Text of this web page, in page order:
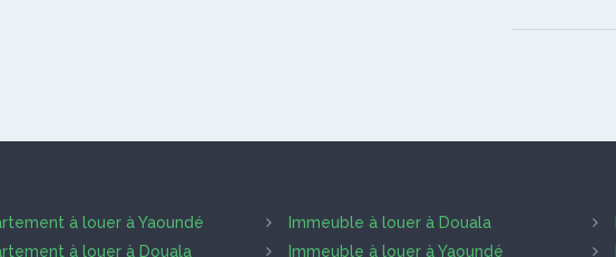
à louer à Yaoundé
à louer à Douala
Immeuble à louer à Douala
Immeuble à louer à Yaoundé